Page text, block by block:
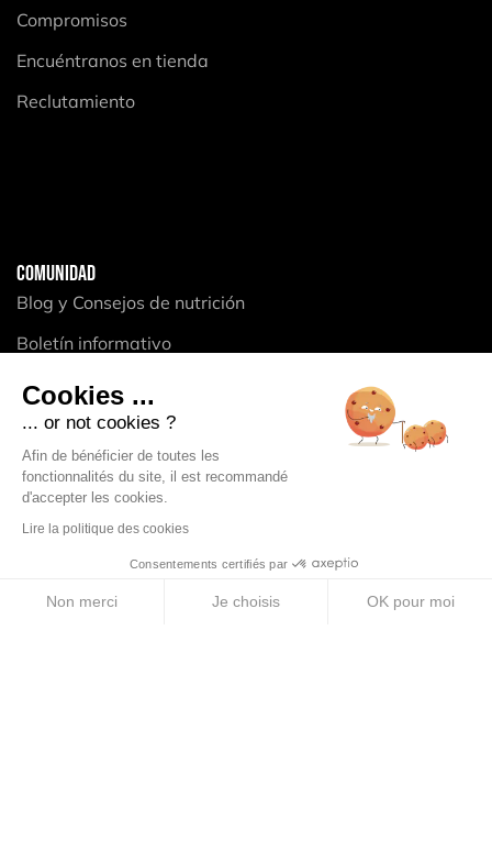
Compromisos
Encuéntranos en tienda
Reclutamiento
COMUNIDAD
Blog y Consejos de nutrición
Boletín informativo
Elan Colectivo
PRODUCTOS
Purés energéticos
Cookies ...
... or not cookies ?
Afin de bénéficier de toutes les
fonctionnalités du site, il est recommandé
d'accepter les cookies.
Lire la politique des cookies
Consentements certifiés par
Non merci Je choisis OK pour moi